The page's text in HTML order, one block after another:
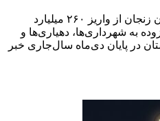
مدیرکل امور مالیاتی استان زنجان از واریز ۲۶۰ میلیارد
به شهرداری‌ها، دهیاری‌ها و
در پایان دی‌ماه سال‌جاری خبر